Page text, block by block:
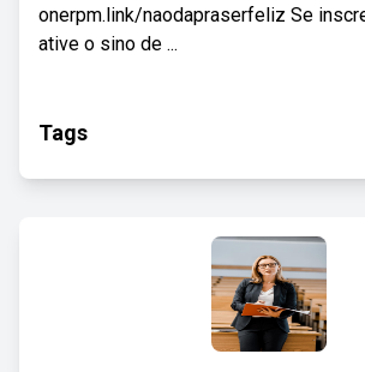
onerpm.link/naodapraserfeliz Se
ative o sino de ...
Tags